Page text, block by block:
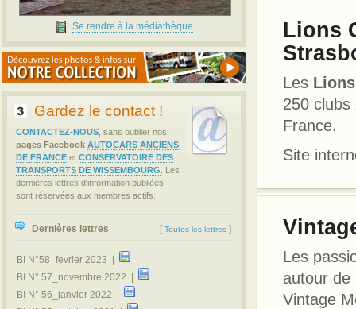
Se rendre à la médiathèque
Gardez le contact !
CONTACTEZ-NOUS , sans oublier nos
pages Facebook AUTOCARS ANCIENS
DE FRANCE et CONSERVATOIRE DES
TRANSPORTS DE WISSEMBOURG . Les
dernières lettres d'information publiées
sont réservées aux membres actifs.
Dernières lettres [ Toutes les lettres ]
BI N°58_fevrier 2023 |
BI N° 57_novembre 2022 |
BI N° 56_janvier 2022 |
Lions
Les
250
France.
Site
Les
autour de
Vintage